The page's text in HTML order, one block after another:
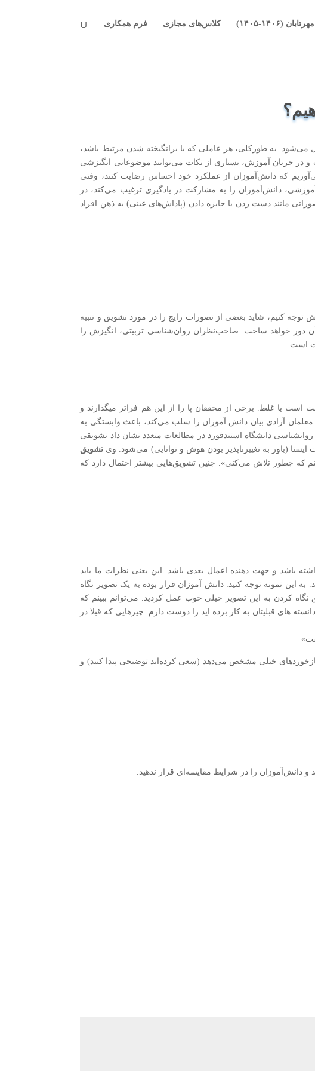
(۱۴۰۶-۱۴۰۵) کلاس‌های مجازی فرم همکاری
می‌شود. به طوركلی، هر عاملی كه با برانگیخته شدن مرتبط باشد،
در جریان آموزش، بسیاری از نكات می‌توانند موضوعاتی انگیزشی
كه دانش‌آموزان از عملكرد خود احساس رضایت كنند، وقتی
دانش‌آموزان را به مشاركت در یادگیری ترغیب می‌کند، در
مانند دست زدن یا جایزه دادن (پاداش‌های عینی) به ذهن افراد
توجه کنیم، شاید بعضی از تصورات رایج را در مورد تشویق و تنبیه
دور خواهد ساخت. صاحب‌نظران روان‌شناسی تربیتی، انگیزش را
است.
است یا غلط. برخی از محققان پا را از این هم فراتر میگذارند و
یادگیری دارند (نه اینکه اثری ندارند). باربارا لاریو (۲۰۰۲) می‌گوید: «تشویق‌ معلمان آزادی بیان دانش آموزان را سلب می‌کند، باعث وابستگی به
دانشگاه استندفورد در مطالعات متعدد نشان داد تشویقی
(باور به تغییرناپذیر بودن هوش و توانایی) می‌شود. وی تشویق
که چطور تلاش می‌کنی». چنین تشویق‌هایی بیشتر احتمال دارد که
باشد و جهت دهنده اعمال بعدی باشد. این یعنی نظرات ما باید
این نمونه توجه کنید: دانش آموزان قرار بوده به یک تصویر نگاه
نگاه کردن به این تصویر خیلی خوب عمل کردید. می‌توانم ببینم که
های قبلیتان به کار برده اید را دوست دارم. چیزهایی که قبلا در
خیلی مشخص می‌دهد (سعی کرده‌اید توضیحی پیدا کنید) و
و دانش‌آموزان را در شرایط مقایسه‌ای قرار ندهید.